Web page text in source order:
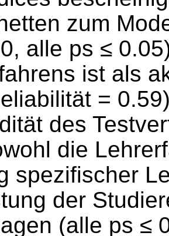
zum
alle ps ≤
ist als
=
des
die
spezifischer
der
(alle ps ≤